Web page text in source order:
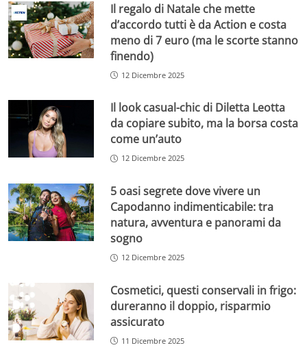
Il regalo di Natale che mette
d’accordo tutti è da Action e costa
meno di 7 euro (ma le scorte stanno
finendo)
12 Dicembre 2025
Il look casual-chic di Diletta Leotta
da copiare subito, ma la borsa costa
come un’auto
12 Dicembre 2025
5 oasi segrete dove vivere un
Capodanno indimenticabile: tra
natura, avventura e panorami da
sogno
12 Dicembre 2025
Cosmetici, questi conservali in frigo:
dureranno il doppio, risparmio
assicurato
11 Dicembre 2025